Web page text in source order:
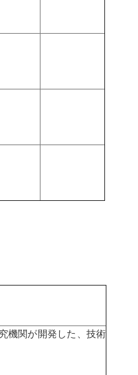
機関が開発した、技術